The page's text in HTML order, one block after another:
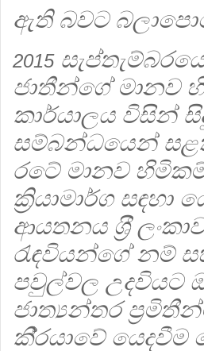
ඇති බවට
2015
ජාතීන්ගේ මානව
කාර්යාලය විසින්
සම්බන්ධයෙන්
රටේ මානව
ක්‍රියාමාර්ග
ආයතනය ශ‍්‍රී
රැඳවියන්ගේ නම්
පවුල්වල උදවියට
ජාත්‍යන්තර
කි‍්‍රයාවේ යෙදවීම